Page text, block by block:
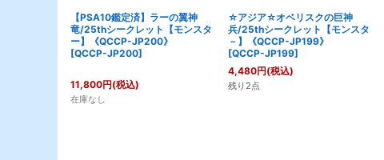
【PSA10鑑定済】ラーの翼神
竜/25thシークレット【モンスタ
ー】《QCCP-JP200》
[QCCP-JP200]
11,800円(税込)
在庫なし
☆アジア☆オベリスクの巨神
兵/25thシークレット【モンスタ
－】《QCCP-JP199》
[QCCP-JP199]
4,480円(税込)
残り2点